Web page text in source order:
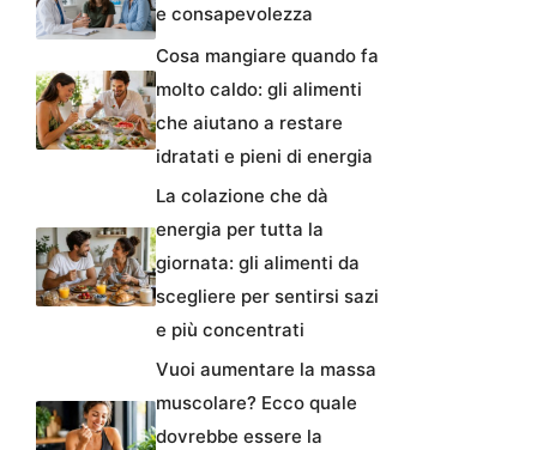
e consapevolezza
Cosa mangiare quando fa
molto caldo: gli alimenti
che aiutano a restare
idratati e pieni di energia
La colazione che dà
energia per tutta la
giornata: gli alimenti da
scegliere per sentirsi sazi
e più concentrati
Vuoi aumentare la massa
muscolare? Ecco quale
dovrebbe essere la